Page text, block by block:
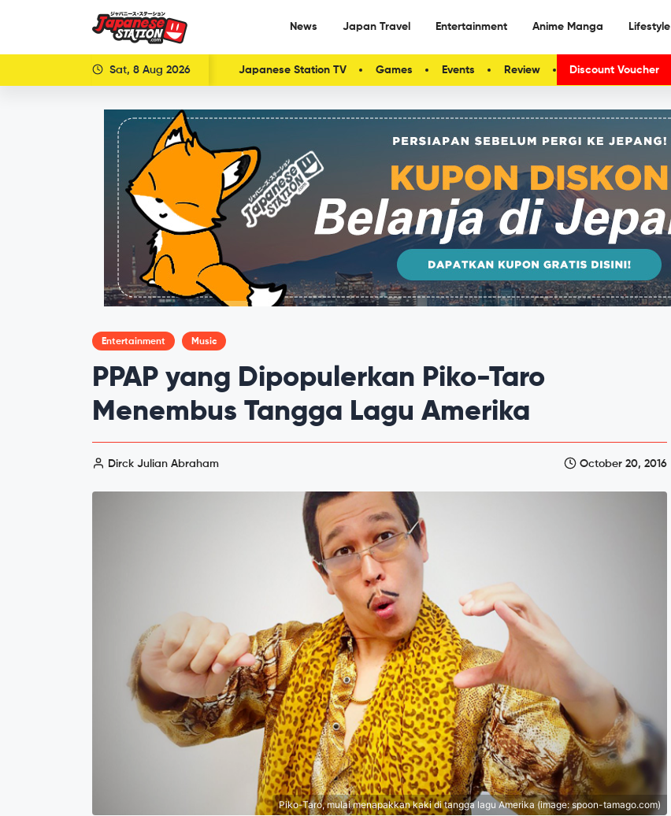
News Japan Travel Entertainment Anime Manga Lifestyle
Sat, 8 Aug 2026 Japanese Station TV Games Events Review Discount Voucher
Entertainment Music
PPAP yang Dipopulerkan Piko-Taro
Menembus Tangga Lagu Amerika
Dirck Julian Abraham October 20, 2016
Piko-Taro, mulai menapakkan kaki di tangga lagu Amerika (image: spoon-tamago.com)